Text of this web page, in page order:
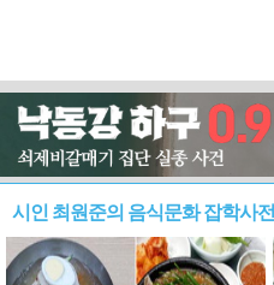
시인 최원준의 음식문화 잡학사전